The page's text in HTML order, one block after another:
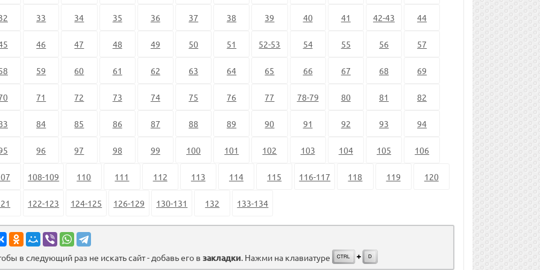
33 34 35 36 37 38 39 40 41 42-43 44
46 47 48 49 50 51 52-53 54 55 56 57
59 60 61 62 63 64 65 66 67 68 69
71 72 73 74 75 76 77 78-79 80 81 82
84 85 86 87 88 89 90 91 92 93 94
96 97 98 99 100 101 102 103 104 105 106
108-109 110 111 112 113 114 115 116-117 118 119 120
122-123 124-125 126-129 130-131 132 133-134
в следующий раз не искать сайт - добавь его в закладки. Нажми на клавиатуре